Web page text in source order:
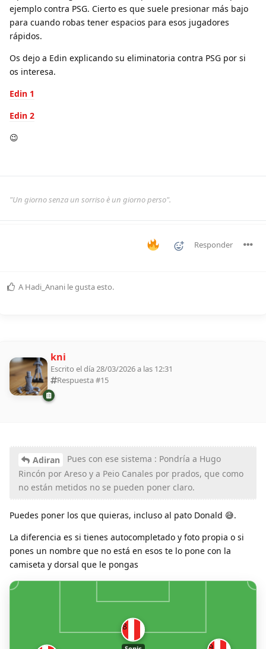
ejemplo contra PSG. Cierto es que suele presionar más bajo
para cuando robas tener espacios para esos jugadores
rápidos.
Os dejo a Edin explicando su eliminatoria contra PSG por si
os interesa.
Edin 1
Edin 2
😉
"Un giorno senza un sorriso è un giorno perso".
Responder
A Hadi_Anani le gusta esto.
kni
Escrito el día 28/03/2026 a las 12:31
Respuesta #15
Adiran
Pues con ese sistema : Pondría a Hugo
Rincón por Areso y a Peio Canales por prados, que como
no están metidos no se pueden poner claro.
Puedes poner los que quieras, incluso al pato Donald 😅.
La diferencia es si tienes autocompletado y foto propia o si
pones un nombre que no está en esos te lo pone con la
camiseta y dorsal que le pongas
8